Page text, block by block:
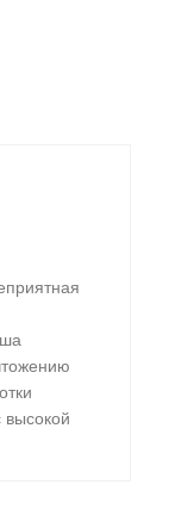
высокой